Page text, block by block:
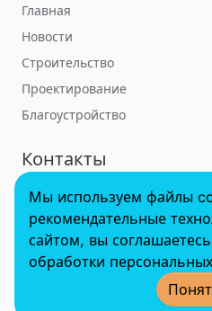
Главная
Новости
Строительство
Проектирование
Благоустройство
Контакты
towerbuildforum@yandex.ru
© 2022 - 2025 InvestSteel,
Мы используем файлы
рекомендательные
сайтом, вы
обработки